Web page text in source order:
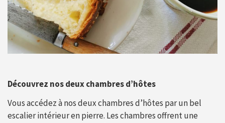
Découvrez nos deux chambres d’hôtes
Vousaccédez à nos deux chambres d’hôtes par un bel
escalier intérieur en pierre. Les chambres offrent une